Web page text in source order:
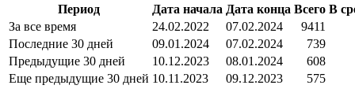
Период Дата начала Дата конца Всего В
За все время
24.02.2022 07.02.2024
9411
Последние 30 дней
09.01.2024 07.02.2024
739
Предыдущие 30 дней
10.12.2023 08.01.2024
608
Еще предыдущие 30 дней 10.11.2023 09.12.2023 575